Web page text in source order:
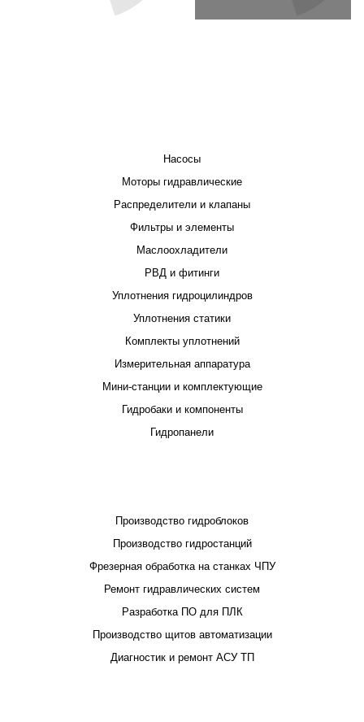
Насосы
Моторы гидравлические
Распределители и клапаны
Фильтры и элементы
Маслоохладители
РВД и фитинги
Уплотнения гидроцилиндров
Уплотнения статики
Комплекты уплотнений
Измерительная аппаратура
Мини-станции и комплектующие
Гидробаки и компоненты
Гидропанели
Производство гидроблоков
Производство гидростанций
Фрезерная обработка на станках ЧПУ
Ремонт гидравлических систем
Разработка ПО для ПЛК
Производство щитов автоматизации
Диагностик и ремонт АСУ ТП